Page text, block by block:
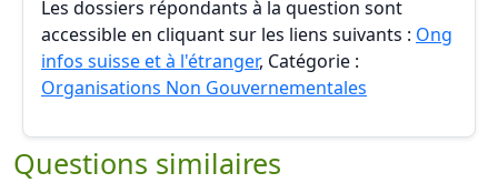
Les dossiers répondants à la question sont
accessible en cliquant sur les liens suivants : Ong
infos suisse et à l'étranger, Catégorie :
Organisations Non Gouvernementales
Questions similaires